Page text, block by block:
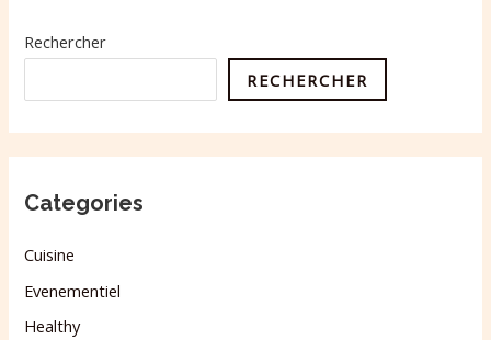
Rechercher
RECHERCHER
Categories
Cuisine
Evenementiel
Healthy